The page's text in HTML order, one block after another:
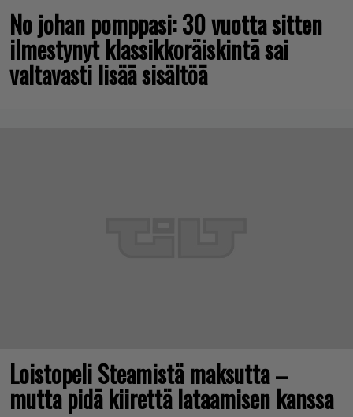
No johan pomppasi: 30 vuotta sitten
ilmestynyt klassikkoräiskintä sai
valtavasti lisää sisältöä
Loistopeli Steamistä maksutta –
mutta pidä kiirettä lataamisen kanssa